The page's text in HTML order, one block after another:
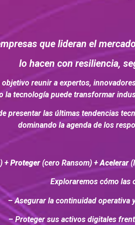
que lideran el
lo hacen con resiliencia,
reunir a expertos,
la tecnología puede transformar
presentar las últimas tendencias
dominando la agenda de los
+Proteger(cero Ransom) +Acelerar
Exploraremos cómo las
– Asegurar la continuidad
– Proteger sus activos digitales